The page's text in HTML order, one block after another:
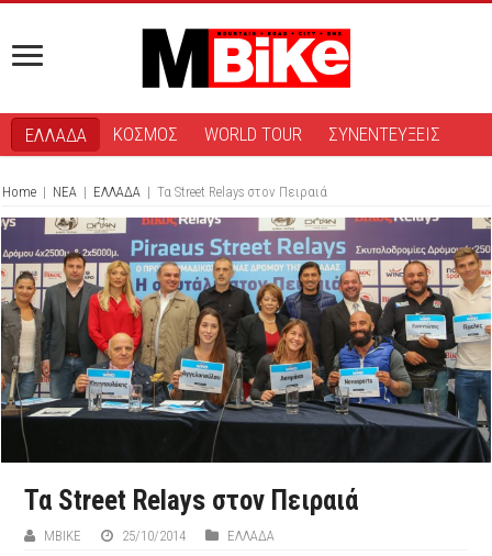
ΕΛΛΑΔΑ ΚΟΣΜΟΣ WORLD TOUR ΣΥΝΕΝΤΕΥΞΕΙΣ
Home | ΝΕΑ | ΕΛΛΑΔΑ | Τα Street Relays στον Πειραιά
Τα Street Relays στον Πειραιά
ΜΒIKE 25/10/2014 ΕΛΛΑΔΑ